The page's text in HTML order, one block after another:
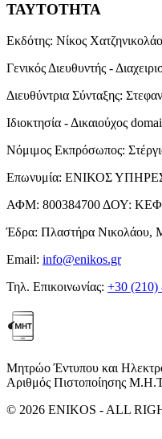
ΤΑΥΤΟΤΗΤΑ
Εκδότης: Νίκος
Γενικός Διευθυντής -
Διευθύντρια Σύνταξης:
Ιδιοκτησία - Δικαιούχος
Νόμιμος Εκπρόσωπος:
Επωνυμία: ΕΝΙΚΟΣ
ΑΦΜ: 800384700 ΔΟΥ:
Έδρα: Πλαστήρα Νικολάου,
Email: info@enikos.gr
Τηλ. Επικοινωνίας: +30 (210)
Μητρώο Έντυπου και
Αριθμός Πιστοποίησης
© 2026 ENIKOS - ALL